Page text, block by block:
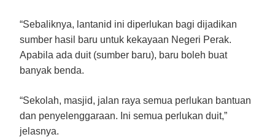
“Sebaliknya, lantanid ini diperlukan bagi dijadikan
sumber hasil baru untuk kekayaan Negeri Perak.
Apabila ada duit (sumber baru), baru boleh buat
banyak benda.
“Sekolah, masjid, jalan raya semua perlukan bantuan
dan penyelenggaraan. Ini semua perlukan duit,”
jelasnya.